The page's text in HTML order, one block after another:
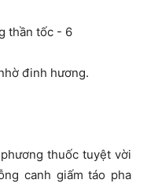
đinh hương.
thuốc tuyệt vời
canh giấm táo pha